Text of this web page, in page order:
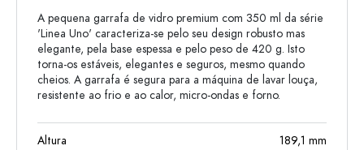
A pequena garrafa de vidro premium com 350 ml da série
'Linea Uno' caracteriza-se pelo seu design robusto mas
elegante, pela base espessa e pelo peso de 420 g. Isto
torna-os estáveis, elegantes e seguros, mesmo quando
cheios. A garrafa é segura para a máquina de lavar louça,
resistente ao frio e ao calor, micro-ondas e forno.
Altura 189,1 mm